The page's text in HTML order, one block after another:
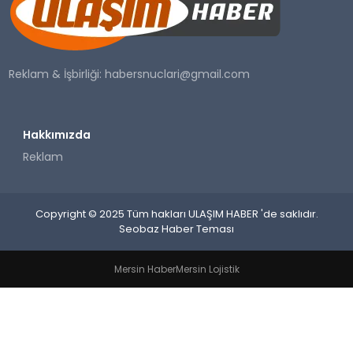
SAĞLIK
YAŞAM
Reklam & İşbirliği:habersnuclari@gmail.com
Hakkımızda
Reklam
Copyright © 2025 Tüm hakları ULAŞIM HABER 'de saklıdır.
Seobaz Haber Teması
Mersin HaberMersin Lojistik